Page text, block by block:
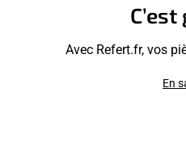
Avec Refert.fr, vos
En